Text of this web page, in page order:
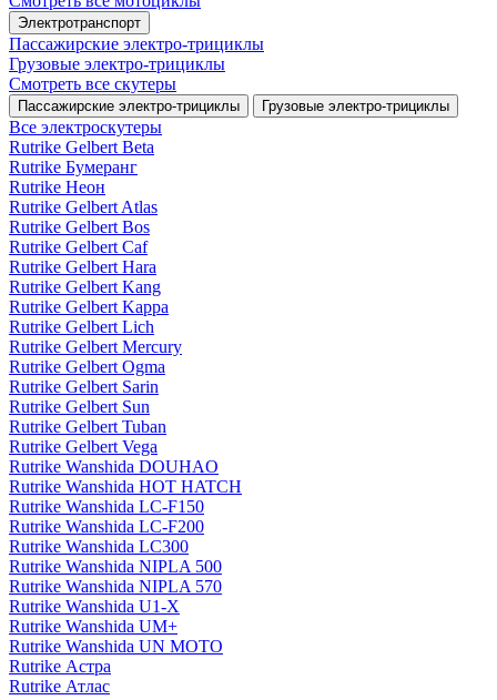
Электротранспорт
Пассажирские электро‑трициклы
Грузовые электро‑трициклы
Смотреть все скутеры
Пассажирские электро‑трициклы Грузовые электро‑трициклы
Все электро­скутеры
Rutrike Gelbert Beta
Rutrike Бумеранг
Rutrike Неон
Rutrike Gelbert Atlas
Rutrike Gelbert Bos
Rutrike Gelbert Caf
Rutrike Gelbert Hara
Rutrike Gelbert Kang
Rutrike Gelbert Kappa
Rutrike Gelbert Lich
Rutrike Gelbert Mercury
Rutrike Gelbert Ogma
Rutrike Gelbert Sarin
Rutrike Gelbert Sun
Rutrike Gelbert Tuban
Rutrike Gelbert Vega
Rutrike Wanshida DOUHAO
Rutrike Wanshida HOT HATCH
Rutrike Wanshida LC-F150
Rutrike Wanshida LC-F200
Rutrike Wanshida LC300
Rutrike Wanshida NIPLA 500
Rutrike Wanshida NIPLA 570
Rutrike Wanshida U1-X
Rutrike Wanshida UM+
Rutrike Wanshida UN MOTO
Rutrike Астра
Rutrike Атлас